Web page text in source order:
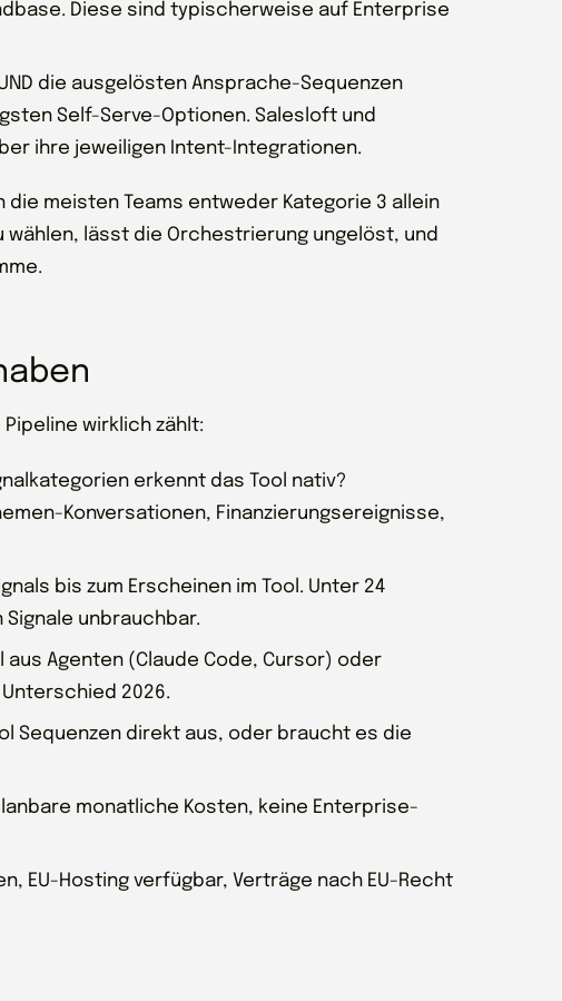
Diese sind typischerweise auf Enterprise
die ausgelösten Ansprache-Sequenzen
Self-Serve-Optionen. Salesloft und
ihre jeweiligen Intent-Integrationen.
meisten Teams entweder Kategorie 3 allein
wählen, lässt die Orchestrierung ungelöst, und
wirklich zählt:
erkennt das Tool nativ?
Konversationen, Finanzierungsereignisse,
bis zum Erscheinen im Tool. Unter 24
unbrauchbar.
Agenten (Claude Code, Cursor) oder
2026.
Sequenzen direkt aus, oder braucht es die
monatliche Kosten, keine Enterprise-
EU-Hosting verfügbar, Verträge nach EU-Recht